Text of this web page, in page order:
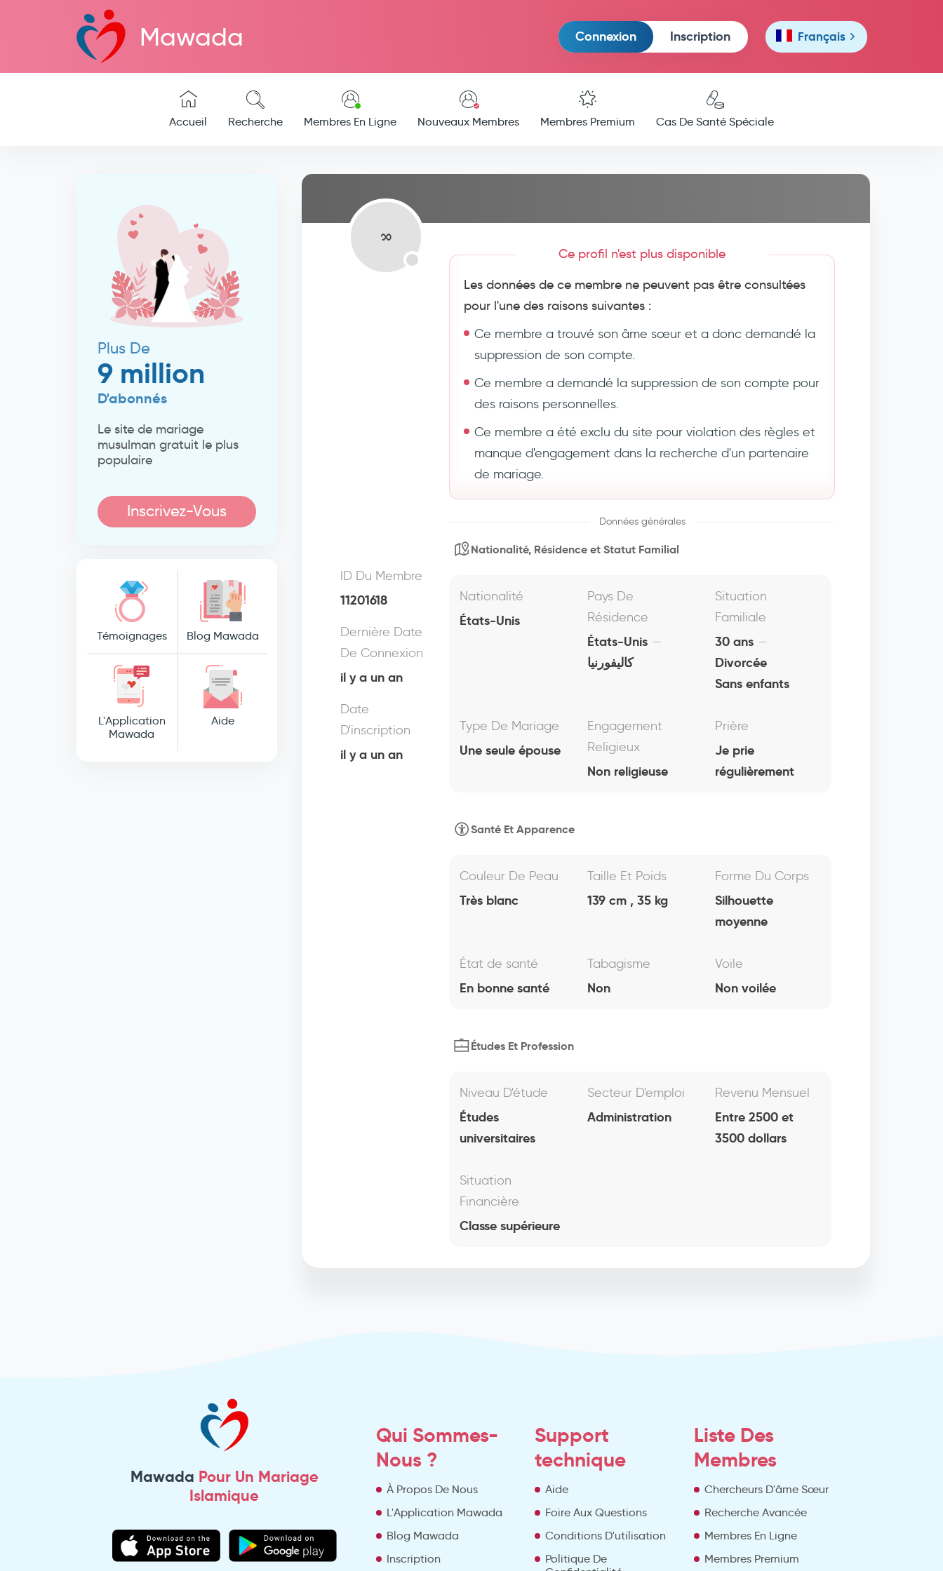
Mawada Connexion Inscription Français
Accueil Recherche Membres En Ligne Nouveaux Membres Membres Premium Cas De Santé Spéciale
Plus De
9 million
D'abonnés
Le site de mariage
musulman gratuit le plus
populaire
Inscrivez-Vous
Témoignages Blog Mawada
L'Application
Mawada
Aide
Ce profil n'est plus disponible
Les données de ce membre ne peuvent pas être consultées
pour l'une des raisons suivantes :
Ce membre a trouvé son âme sœur et a donc demandé la
suppression de son compte.
Ce membre a demandé la suppression de son compte pour
des raisons personnelles.
Ce membre a été exclu du site pour violation des règles et
manque d'engagement dans la recherche d'un partenaire
de mariage.
Données générales
ID Du Membre
11201618
Dernière Date
De Connexion
il y a un an
Date
D'inscription
il y a un an
Nationalité, Résidence et Statut Familial
Nationalité
États-Unis
Pays De
Résidence
États-Unis
كاليفورنيا
Situation
Familiale
30 ans
Divorcée
Sans enfants
Type De Mariage
Une seule épouse
Engagement
Religieux
Non religieuse
Prière
Je prie
régulièrement
Santé Et Apparence
Couleur De Peau
Très blanc
Taille Et Poids
139 cm , 35 kg
Forme Du Corps
Silhouette
moyenne
État de santé
En bonne santé
Tabagisme
Non
Voile
Non voilée
Études Et Profession
Niveau D'étude
Études
universitaires
Secteur D'emploi
Administration
Revenu Mensuel
Entre 2500 et
3500 dollars
Situation
Financière
Classe supérieure
Mawada Pour Un Mariage
Islamique
Qui Sommes-
Nous ?
À Propos De Nous
L'Application Mawada
Blog Mawada
Inscription
Support
technique
Aide
Foire Aux Questions
Conditions D'utilisation
Politique De
Liste Des
Membres
Chercheurs D'âme Sœur
Recherche Avancée
Membres En Ligne
Membres Premium